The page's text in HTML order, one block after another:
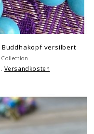
Buddhakopf versilbert
Versandkosten